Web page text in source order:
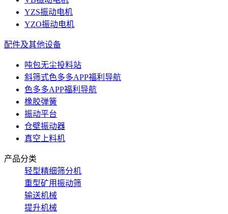
YZS振动电机
YZO振动电机
配件及其他设备
吨包无尘投料站
斜筛式色多多APP福利导航
色多多APP福利导航
橡胶弹簧
振动平台
仓壁振动器
真空上料机
产品分类
轻型精细筛分机
重型矿用振动筛
输送机械
提升机械